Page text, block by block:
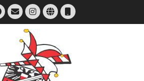
Facebook
E-
Mail
Instagram
WebsiteTelefon